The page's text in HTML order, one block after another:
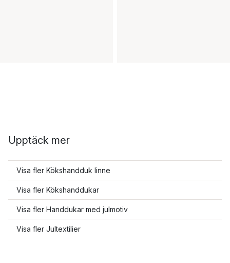
Upptäck mer
Visa fler Kökshandduk linne
Visa fler Kökshanddukar
Visa fler Handdukar med julmotiv
Visa fler Jultextilier